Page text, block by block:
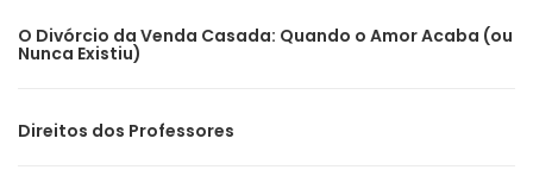
O Divórcio da Venda Casada: Quando o Amor Acaba (ou
Nunca Existiu)
Direitos dos Professores